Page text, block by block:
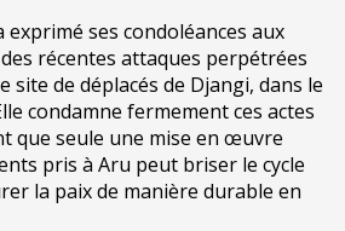
exprimé ses condoléances aux
récentes attaques perpétrées
site de déplacés de Djangi, dans le
condamne fermement ces actes
que seule une mise en œuvre
pris à Aru peut briser le cycle
la paix de manière durable en